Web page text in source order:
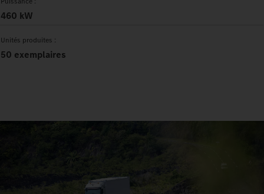
460 kW
Unités produites :
50 exemplaires